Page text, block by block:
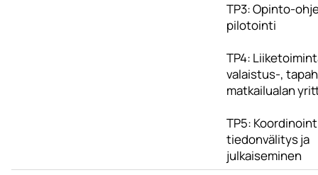
TP3: Opinto-
pilotointi
TP4:
valaistus-,
matkailualan
TP5:
tiedonvälitys ja
julkaiseminen